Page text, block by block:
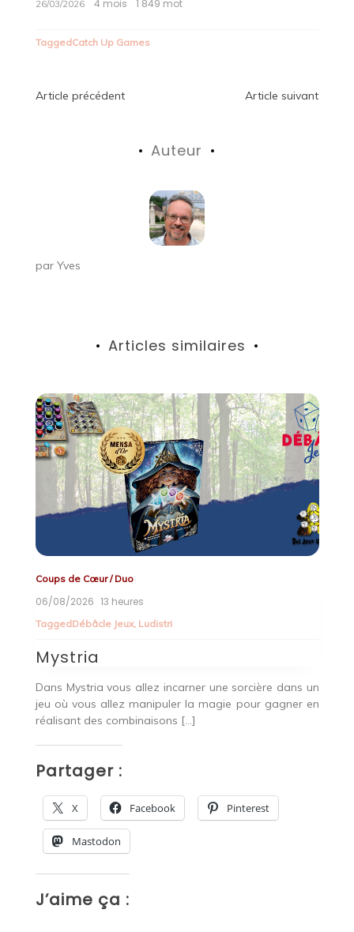
26/03/2026 4 mois 1 849 mot
TaggedCatch Up Games
Navigation
Article précédent Article suivant
Auteur
par Yves
Articles similaires
Coups de Cœur/Duo
06/08/2026 13 heures
TaggedDébâcle Jeux, Ludistri
Mystria
Dans Mystria vous allez incarner une sorcière dans un
jeu où vous allez manipuler la magie pour gagner en
réalisant des combinaisons […]
Partager :
X Facebook Pinterest
Mastodon
J’aime ça :